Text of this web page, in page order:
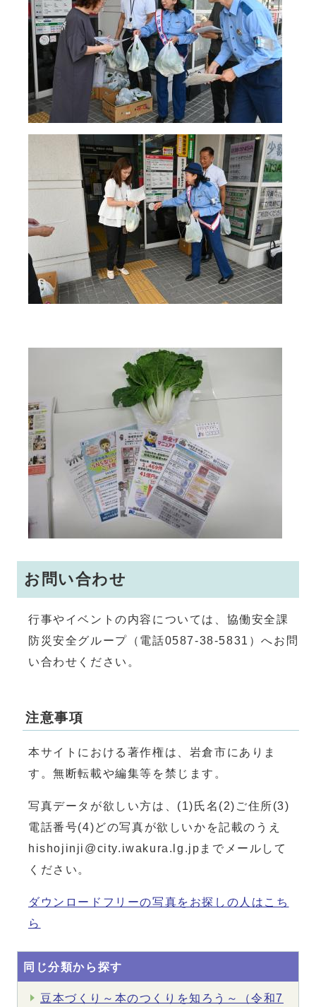
お問い合わせ
行事やイベントの内容については、協働安全課
防災安全グループ（電話0587-38-5831）へお問
い合わせください。
注意事項
本サイトにおける著作権は、岩倉市にありま
す。無断転載や編集等を禁じます。
写真データが欲しい方は、(1)氏名(2)ご住所(3)
電話番号(4)どの写真が欲しいかを記載のうえ
hishojinji@city.iwakura.lg.jpまでメールして
ください。
ダウンロードフリーの写真をお探しの人はこち
ら
同じ分類から探す
豆本づくり～本のつくりを知ろう～（令和7